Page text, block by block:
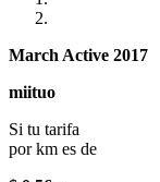
March Active 2017
miituo
Si tu tarifa
por km es de